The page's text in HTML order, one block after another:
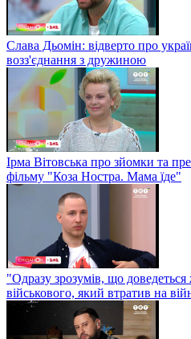
Слава Дьомін: відверто про
возз'єднання з дружиною
Ірма Вітовська про зйомки та
фільму "Коза Ностра. Мама їде"
"Одразу зрозумів, що
військового, який втратив на